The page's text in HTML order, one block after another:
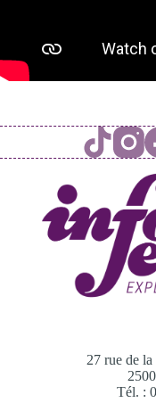
27 rue de
Tél. :